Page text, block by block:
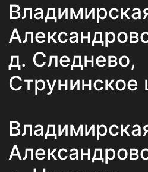
Навигация по сайту
Главная
Каталог
О компании
Новости